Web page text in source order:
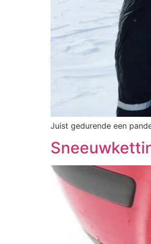
Juist gedurende een